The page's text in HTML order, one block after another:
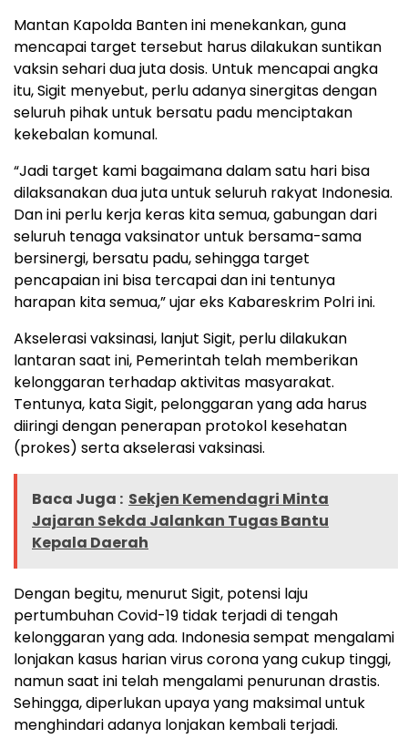
Mantan Kapolda Banten ini menekankan, guna
mencapai target tersebut harus dilakukan suntikan
vaksin sehari dua juta dosis. Untuk mencapai angka
itu, Sigit menyebut, perlu adanya sinergitas dengan
seluruh pihak untuk bersatu padu menciptakan
kekebalan komunal.
“Jadi target kami bagaimana dalam satu hari bisa
dilaksanakan dua juta untuk seluruh rakyat Indonesia.
Dan ini perlu kerja keras kita semua, gabungan dari
seluruh tenaga vaksinator untuk bersama-sama
bersinergi, bersatu padu, sehingga target
pencapaian ini bisa tercapai dan ini tentunya
harapan kita semua,” ujar eks Kabareskrim Polri ini.
Akselerasi vaksinasi, lanjut Sigit, perlu dilakukan
lantaran saat ini, Pemerintah telah memberikan
kelonggaran terhadap aktivitas masyarakat.
Tentunya, kata Sigit, pelonggaran yang ada harus
diiringi dengan penerapan protokol kesehatan
(prokes) serta akselerasi vaksinasi.
Baca Juga : Sekjen Kemendagri Minta
Jajaran Sekda Jalankan Tugas Bantu
Kepala Daerah
Dengan begitu, menurut Sigit, potensi laju
pertumbuhan Covid-19 tidak terjadi di tengah
kelonggaran yang ada. Indonesia sempat mengalami
lonjakan kasus harian virus corona yang cukup tinggi,
namun saat ini telah mengalami penurunan drastis.
Sehingga, diperlukan upaya yang maksimal untuk
menghindari adanya lonjakan kembali terjadi.